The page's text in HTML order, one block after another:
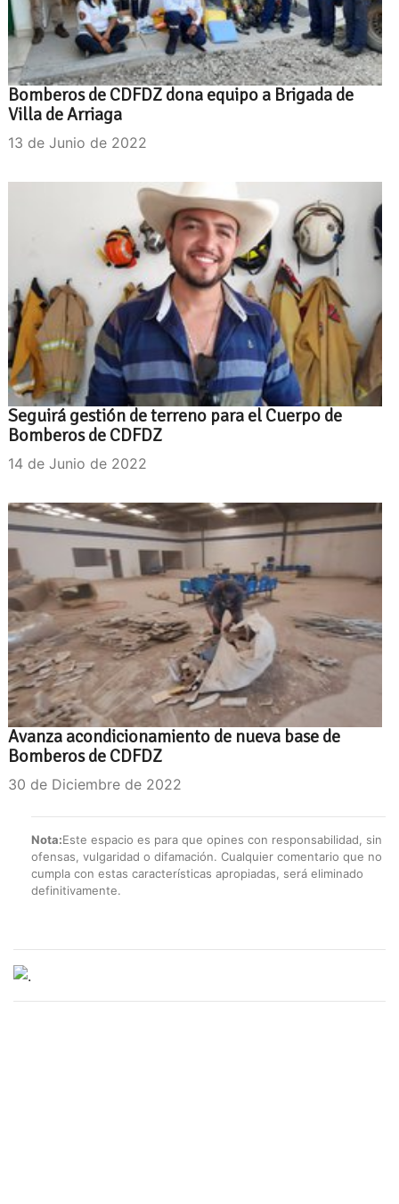
Bomberos de CDFDZ dona equipo a Brigada de
Villa de Arriaga
13 de Junio de 2022
Seguirá gestión de terreno para el Cuerpo de
Bomberos de CDFDZ
14 de Junio de 2022
Avanza acondicionamiento de nueva base de
Bomberos de CDFDZ
30 de Diciembre de 2022
Nota:Este espacio es para que opines con responsabilidad, sin
ofensas, vulgaridad o difamación. Cualquier comentario que no
cumpla con estas características apropiadas, será eliminado
definitivamente.